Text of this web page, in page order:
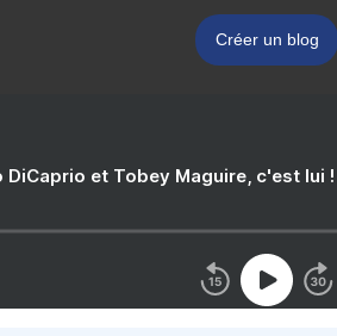
Créer un blog
DiCaprio et Tobey Maguire, c'est lui